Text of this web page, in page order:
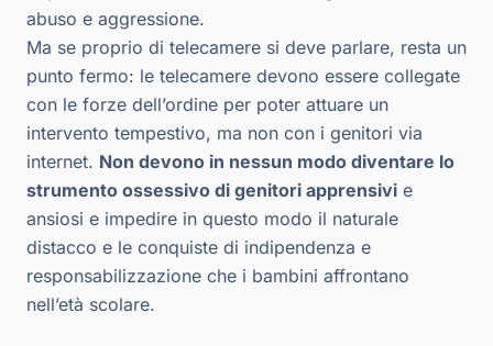
abuso e aggressione.
Ma se proprio di telecamere si deve parlare, resta un
punto fermo: le telecamere devono essere collegate
con le forze dell’ordine per poter attuare un
intervento tempestivo, ma non con i genitori via
internet. Non devono in nessun modo diventare lo
strumento ossessivo di genitori apprensivi e
ansiosi e impedire in questo modo il naturale
distacco e le conquiste di indipendenza e
responsabilizzazione che i bambini affrontano
nell’età scolare.